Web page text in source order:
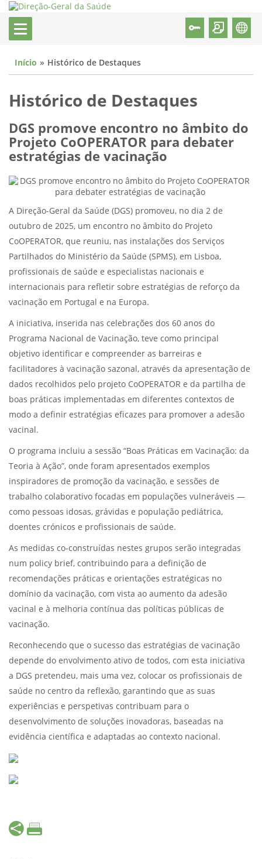
Início Histórico de Destaques
Histórico de Destaques
DGS promove encontro no âmbito do
Projeto CoOPERATOR para debater
estratégias de vacinação
A Direção-Geral da Saúde (DGS) promoveu, no dia 2 de
outubro de 2025, um encontro no âmbito do Projeto
CoOPERATOR, que reuniu, nas instalações dos Serviços
Partilhados do Ministério da Saúde (SPMS), em Lisboa,
profissionais de saúde e especialistas nacionais e
internacionais para refletir sobre estratégias de reforço da
vacinação em Portugal e na Europa.
A iniciativa, inserida nas celebrações dos 60 anos do
Programa Nacional de Vacinação, teve como principal
objetivo identificar e compreender as barreiras e
facilitadores à vacinação sazonal, através da apresentação de
dados recolhidos pelo projeto CoOPERATOR e da partilha de
boas práticas implementadas em diferentes contextos de
modo a definir estratégias eficazes para promover a adesão
vacinal.
O programa incluiu a sessão “Boas Práticas em Vacinação: da
Teoria à Ação”, onde foram apresentados exemplos
inspiradores de promoção da vacinação, e sessões de
trabalho colaborativo focadas em populações vulneráveis —
como pessoas idosas, grávidas e população pediátrica,
doentes crónicos e profissionais de saúde.
As medidas co-construídas nestes grupos serão integradas
num policy brief, contribuindo para a definição de
recomendações práticas e orientações estratégicas no
domínio da vacinação, com vista ao aumento da adesão
vacinal e à melhoria contínua das políticas públicas de
vacinação.
Reconhecendo que o sucesso das estratégias de vacinação
depende do envolvimento ativo de todos, com esta iniciativa
a DGS pretendeu, mais uma vez, colocar os profissionais de
saúde no centro da reflexão, garantindo que as suas
experiências e perspetivas contribuam para o
desenvolvimento de soluções inovadoras, baseadas na
evidência científica e adaptadas ao contexto nacional.